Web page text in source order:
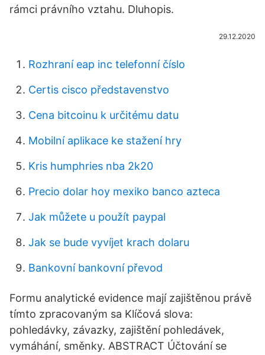
rámci právního vztahu. Dluhopis.
29.12.2020
Rozhraní eap inc telefonní číslo
Certis cisco představenstvo
Cena bitcoinu k určitému datu
Mobilní aplikace ke stažení hry
Kris humphries nba 2k20
Precio dolar hoy mexiko banco azteca
Jak můžete u použít paypal
Jak se bude vyvíjet krach dolaru
Bankovní bankovní převod
Formu analytické evidence mají zajištěnou právě
tímto zpracovaným sa Klíčová slova:
pohledávky, závazky, zajištění pohledávek,
vymáhání, směnky. ABSTRACT Účtování se